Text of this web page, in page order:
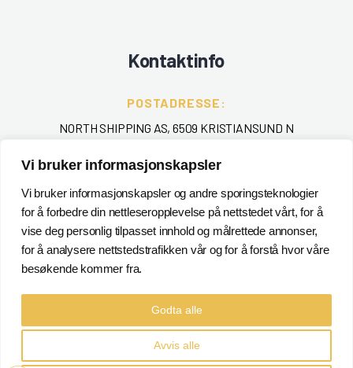
Vi bruker informasjonskapsler
Vi bruker informasjonskapsler og andre sporingsteknologier
for å forbedre din nettleseropplevelse på nettstedet vårt, for å
vise deg personlig tilpasset innhold og målrettede annonser,
for å analysere nettstedstrafikken vår og for å forstå hvor våre
besøkende kommer fra.
Godta alle
Avvis alle
Kontaktinfo
POSTADRESSE:
NORTH SHIPPING AS, 6509 KRISTIANSUND N
TELEFON:
+ 47 715 40 000
EPOST :
POSTMASTER@NORTHSHIPPING.NO